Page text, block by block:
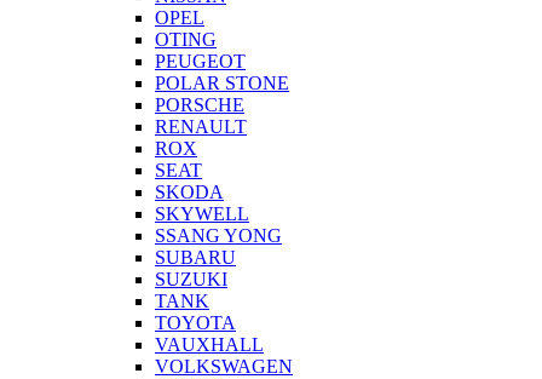
OPEL
OTING
PEUGEOT
POLAR STONE
PORSCHE
RENAULT
ROX
SEAT
SKODA
SKYWELL
SSANG YONG
SUBARU
SUZUKI
TANK
TOYOTA
VAUXHALL
VOLKSWAGEN